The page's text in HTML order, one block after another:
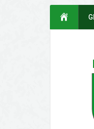
Przejdź do
menu
Przejdź do treści
Przejdź do
Przejdź do mapy